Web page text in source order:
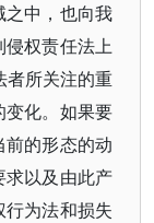
中，也向我
权责任法上
者所关注的重
变化。如果要
的形态的动
以及由此产
为法和损失